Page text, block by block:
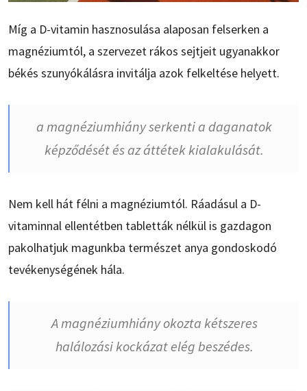
Míg a D-vitamin hasznosulása alaposan felserken a
magnéziumtól, a szervezet rákos sejtjeit ugyanakkor
békés szunyókálásra invitálja azok felkeltése helyett.
a magnéziumhiány serkenti a daganatok
képződését és az áttétek kialakulását.
Nem kell hát félni a magnéziumtól. Ráadásul a D-
vitaminnal ellentétben tabletták nélkül is gazdagon
pakolhatjuk magunkba természet anya gondoskodó
tevékenységének hála.
A magnéziumhiány okozta kétszeres
halálozási kockázat elég beszédes.